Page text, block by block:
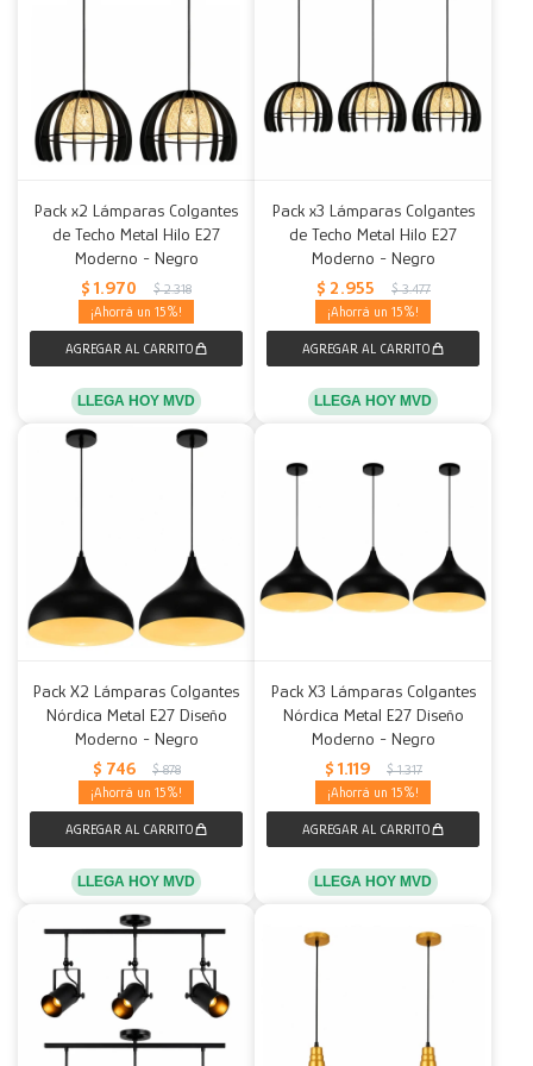
Pack x2 Lámparas Colgantes
de Techo Metal Hilo E27
Moderno - Negro
$ 1.970 $ 2.318
15
LLEGA HOY MVD
Pack x3 Lámparas Colgantes
de Techo Metal Hilo E27
Moderno - Negro
$ 2.955 $ 3.477
15
LLEGA HOY MVD
Pack X2 Lámparas Colgantes
Nórdica Metal E27 Diseño
Moderno - Negro
$ 746 $ 878
15
LLEGA HOY MVD
Pack X3 Lámparas Colgantes
Nórdica Metal E27 Diseño
Moderno - Negro
$ 1.119 $ 1.317
15
LLEGA HOY MVD